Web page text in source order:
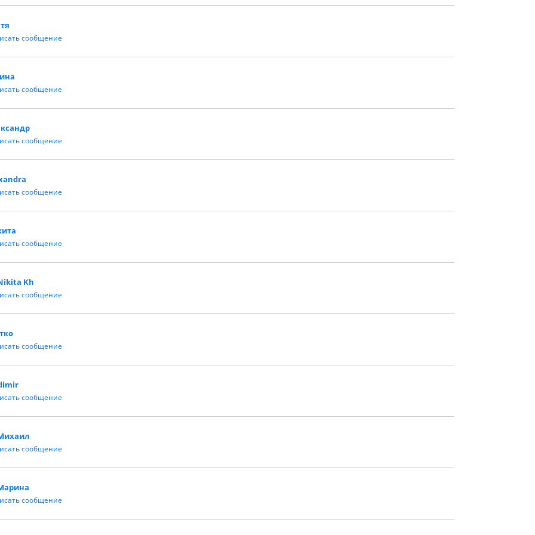
сообщение
сообщение
сообщение
сообщение
сообщение
Kh
сообщение
сообщение
сообщение
сообщение
сообщение